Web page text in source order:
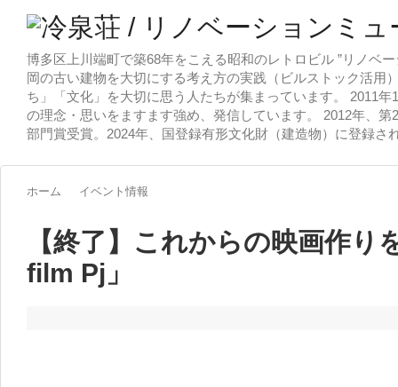
博多区上川端町で築68年をこえる昭和のレトロビル ”リノベ
岡の古い建物を大切にする考え方の実践（ビルストック活用
ち」「文化」を大切に思う人たちが集まっています。 2011
の理念・思いをますます強め、発信しています。 2012年、
部門賞受賞。2024年、国登録有形文化財（建造物）に登録さ
ホーム イベント情報
【終了】これからの映画作り
film Pj」